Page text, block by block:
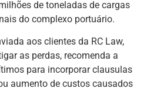
de toneladas de cargas
do complexo portuário.
aos clientes da RC Law,
as perdas, recomenda a
para incorporar clausulas
aumento de custos causados